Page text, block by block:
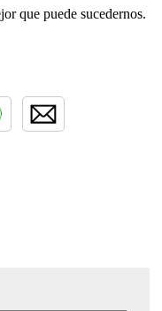
que puede sucedernos.